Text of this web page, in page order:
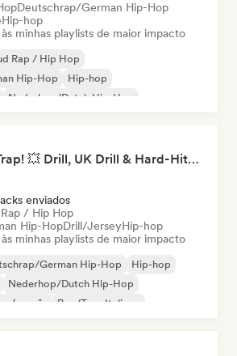
Deutschrap/German Hip-Hop
Hip-hop
minhas playlists de maior impacto
Rap / Hip Hop
Hip-Hop
Hip-hop
Nederhop/Dutch Hip-Hop
It's a Trap! 💥 Drill, UK Drill & Hard-Hitting Trap
enviados
/ Hip Hop
Hip-HopDrill/JerseyHip-hop
minhas playlists de maior impacto
German Hip-Hop
Hip-hop
Nederhop/Dutch Hip-Hop
francês Rap/Trap Italiano